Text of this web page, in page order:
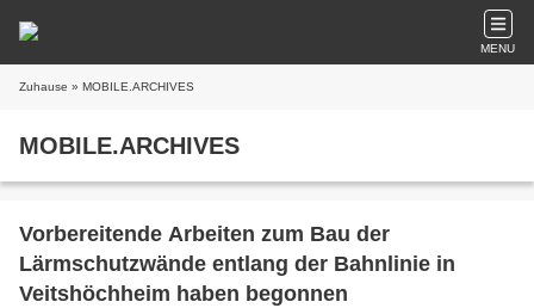
MENU
Zuhause » MOBILE.ARCHIVES
MOBILE.ARCHIVES
Vorbereitende Arbeiten zum Bau der
Lärmschutzwände entlang der Bahnlinie in
Veitshöchheim haben begonnen